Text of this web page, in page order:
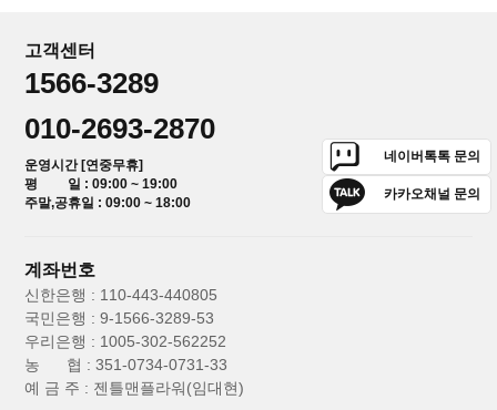
고객센터
1566-3289
010-2693-2870
운영시간 [연중무휴]
평 일 : 09:00 ~ 19:00
주말,공휴일 : 09:00 ~ 18:00
네이버톡톡 문의
카카오채널 문의
계좌번호
신한은행 : 110-443-440805
국민은행 : 9-1566-3289-53
우리은행 : 1005-302-562252
농 협 : 351-0734-0731-33
예 금 주 : 젠틀맨플라워(임대현)